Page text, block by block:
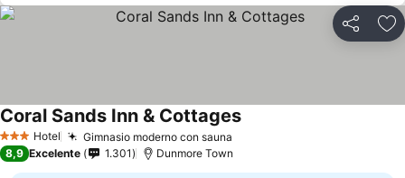
Compartir
3 Estrellas
Hotel Gimnasio moderno con sauna
Coral Sands Inn & Cottages
8,9 Excelente 1.301 Dunmore Town